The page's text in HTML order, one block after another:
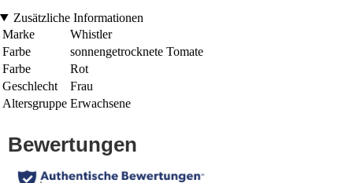
Zusätzliche Informationen
Marke
Whistler
Farbe
sonnengetrocknete Tomate
Farbe
Rot
Geschlecht
Frau
Altersgruppe Erwachsene